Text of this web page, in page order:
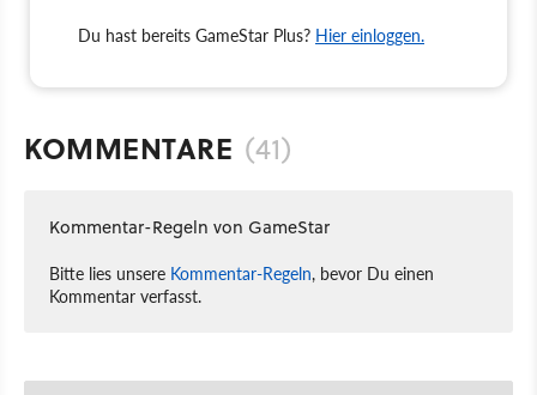
Du hast bereits GameStar Plus? Hier einloggen.
KOMMENTARE (41)
Kommentar-Regeln von GameStar
Bitte lies unsere Kommentar-Regeln, bevor Du einen
Kommentar verfasst.